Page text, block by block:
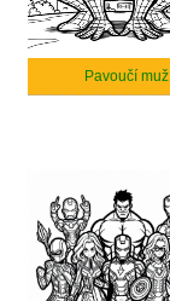
Pavoučí muž